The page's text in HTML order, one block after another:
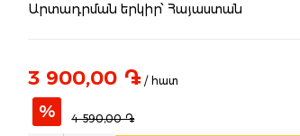
Արտադրման երկիր՝ Հայաստան
3 900,00 ֏ / հատ
% 4 590,00 ֏